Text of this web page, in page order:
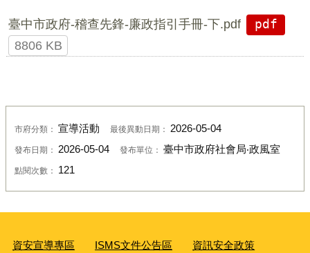
臺中市政府-稽查先鋒-廉政指引手冊-下.pdf
pdf
8806 KB
市府分類： 宣導活動 最後異動日期： 2026-05-04
發布日期： 2026-05-04 發布單位： 臺中市政府社會局‧政風室
點閱次數： 121
資安宣導專區 ISMS文件公告區 資訊安全政策